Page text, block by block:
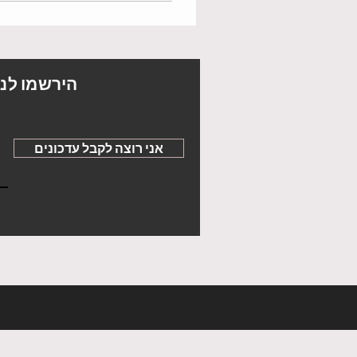
הירשמו
אני רוצה לקבל עדכונים